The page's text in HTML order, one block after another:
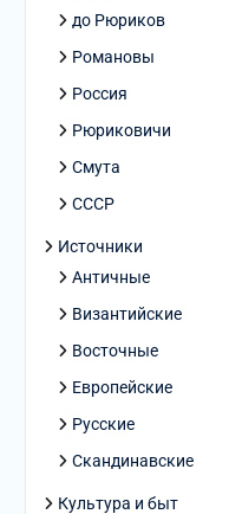
до Рюриков
Романовы
Россия
Рюриковичи
Смута
СССР
Источники
Античные
Византийские
Восточные
Европейские
Русские
Скандинавские
Культура и быт